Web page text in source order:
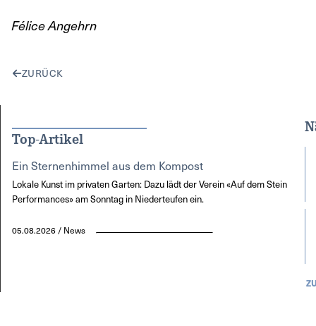
Félice Angehrn
ZURÜCK
Top-Artikel
Ein Sternenhimmel aus dem Kompost
Lokale Kunst im privaten Garten: Dazu lädt der Verein «Auf dem Stein
Performances» am Sonntag in Niederteufen ein.
05.08.2026 / News